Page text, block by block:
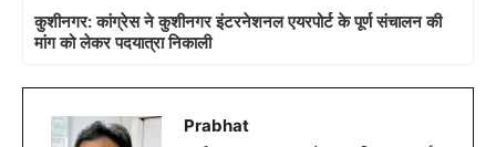
कुशीनगर: कांग्रेस ने कुशीनगर इंटरनेशनल एयरपोर्ट के पूर्ण संचालन की
मांग को लेकर पदयात्रा निकाली
Prabhat